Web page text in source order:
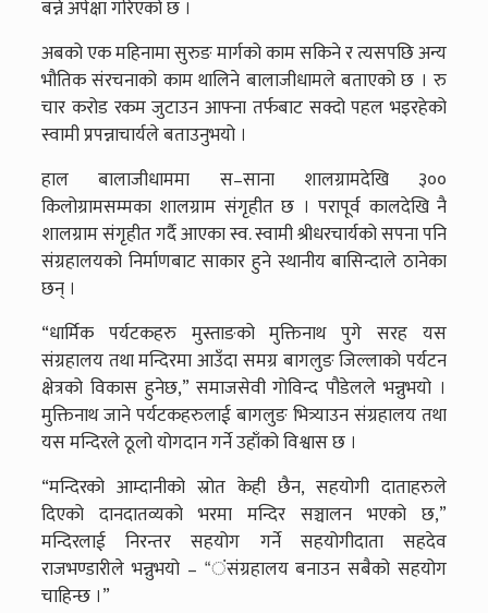
बन्ने अपेक्षा गरिएको छ ।
अबको एक महिनामा सुरुङ मार्गको काम सकिने र त्यसपछि अन्य
भौतिक संरचनाको काम थालिने बालाजीधामले बताएको छ । रु
चार करोड रकम जुटाउन आफ्ना तर्फबाट सक्दो पहल भइरहेको
स्वामी प्रपन्नाचार्यले बताउनुभयो ।
हाल बालाजीधाममा स–साना शालग्रामदेखि ३००
किलोग्रामसम्मका शालग्राम संगृहीत छ । परापूर्व कालदेखि नै
शालग्राम संगृहीत गर्दै आएका स्व. स्वामी श्रीधरचार्यको सपना पनि
संग्रहालयको निर्माणबाट साकार हुने स्थानीय बासिन्दाले ठानेका
छन् ।
“धार्मिक पर्यटकहरु मुस्ताङको मुक्तिनाथ पुगे सरह यस
संग्रहालय तथा मन्दिरमा आउँदा समग्र बागलुङ जिल्लाको पर्यटन
क्षेत्रको विकास हुनेछ,” समाजसेवी गोविन्द पौडेलले भन्नुभयो ।
मुक्तिनाथ जाने पर्यटकहरुलाई बागलुङ भित्र्याउन संग्रहालय तथा
यस मन्दिरले ठूलो योगदान गर्ने उहाँको विश्वास छ ।
“मन्दिरको आम्दानीको स्रोत केही छैन, सहयोगी दाताहरुले
दिएको दानदातव्यको भरमा मन्दिर सञ्चालन भएको छ,”
मन्दिरलाई निरन्तर सहयोग गर्ने सहयोगीदाता सहदेव
राजभण्डारीले भन्नुभयो – “ंसंग्रहालय बनाउन सबैको सहयोग
चाहिन्छ ।”